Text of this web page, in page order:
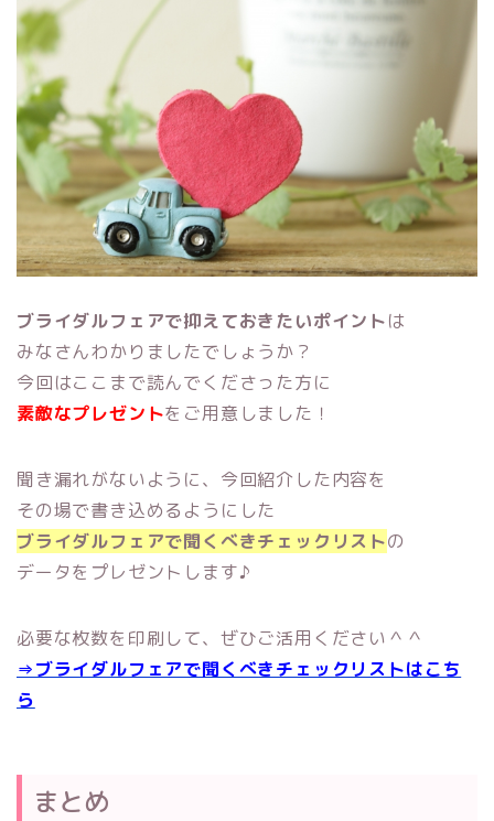
ブライダルフェアで抑えておきたいポイントは
みなさんわかりましたでしょうか？
今回はここまで読んでくださった方に
素敵なプレゼントをご用意しました！
聞き漏れがないように、今回紹介した内容を
その場で書き込めるようにした
ブライダルフェアで聞くべきチェックリストの
データをプレゼントします♪
必要な枚数を印刷して、ぜひご活用ください＾＾
⇒ブライダルフェアで聞くべきチェックリストはこち
ら
まとめ